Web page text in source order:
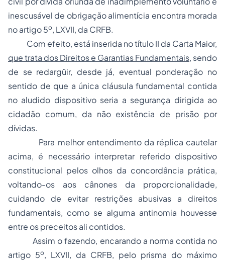
inescusável de obrigação alimentícia encontra morada
no artigo 5o, LXVII, da CRFB.
Com efeito, está inserida no título II da Carta Maior,
que trata dos Direitos e Garantias Fundamentais, sendo
de se redargüir, desde já, eventual ponderação no
sentido de que a única cláusula fundamental contida
no aludido dispositivo seria a segurança dirigida ao
cidadão comum, da não existência de prisão por
dívidas.
Para melhor entendimento da réplica cautelar
acima, é necessário interpretar referido dispositivo
constitucional pelos olhos da concordância prática,
voltando-os aos cânones da proporcionalidade,
cuidando de evitar restrições abusivas a direitos
fundamentais, como se alguma antinomia houvesse
entre os preceitos ali contidos.
Assim o fazendo, encarando a norma contida no
artigo 5o, LXVII, da CRFB, pelo prisma do máximo